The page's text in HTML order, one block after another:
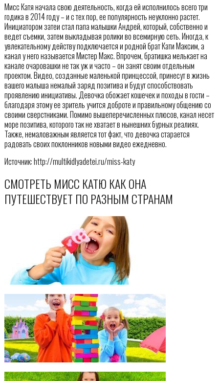
Мисс Катя начала свою деятельность, когда ей исполнилось всего три
годика в 2014 году – и с тех пор, ее популярность неуклонно растет.
Инициатором затеи стал папа малышки Андрей, который, собственно и
ведет съемки, затем выкладывая ролики во всемирную сеть. Иногда, к
увлекательному действу подключается и родной брат Кати Максим, а
канал у него называется Мистер Макс. Впрочем, братишка мелькает на
канале очаровашки не так уж и часто – он занят своим отдельным
проектом. Видео, созданные маленькой принцессой, принесут в жизнь
вашего малыша немалый заряд позитива и будут способствовать
проявлению инициативы. Девочка обожает кошечек и походы в гости –
благодаря этому ее зритель учится доброте и правильному общению со
своими сверстниками. Помимо вышеперечисленных плюсов, канал несет
море позитива, которого так не хватает в нынешних бурных реалиях.
Также, немаловажным является тот факт, что девочка старается
радовать своих поклонников новыми видео ежедневно.
Источник: http://multikidlyadetei.ru/miss-katy
СМОТРЕТЬ МИСС КАТЮ КАК ОНА
ПУТЕШЕСТВУЕТ ПО РАЗНЫМ СТРАНАМ